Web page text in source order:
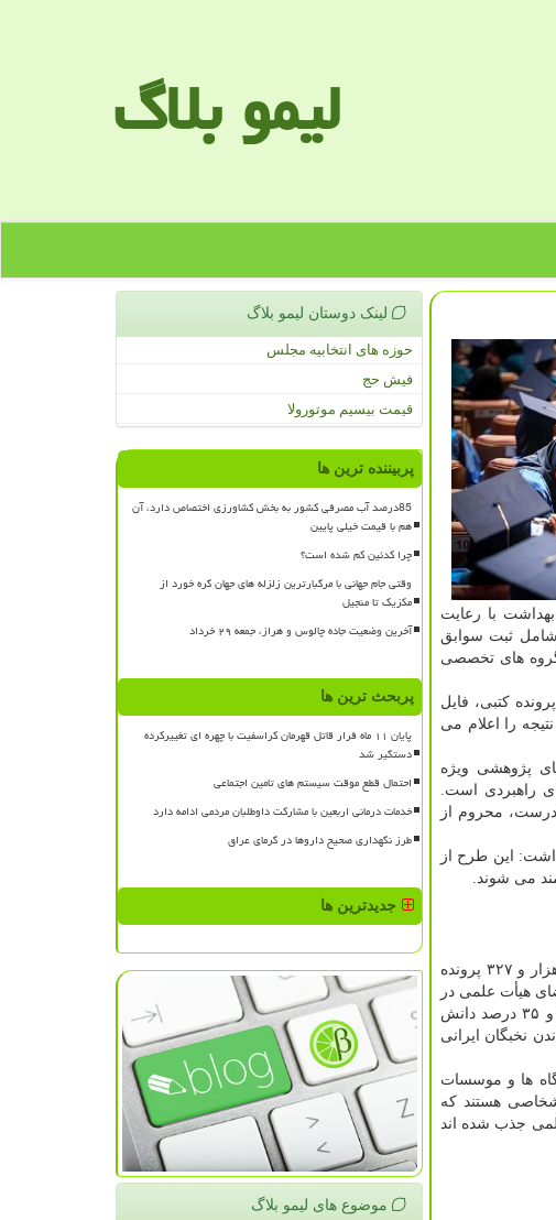
لیمو بلاگ
با رعایت
جذب شامل ثبت سوابق
های تخصصی
بر پرونده کتبی، فایل
را اعلام می
پژوهشی ویژه
راهبردی است.
محروم از
این طرح از
می شوند.
وی به آماری از جذب نخبگان بعنوان هیأت علمی در دانشگاه ها اشاره نمود و اظهار داشت: از سال ۱۳۹۵ تابحال بیشتر از ۱۳ هزار و ۳۲۷ پرونده
۹۹۶ نفر از این افراد بعنوان اعضای هیأت علمی در
دانشگاه ها و موسسات آموزش عالی سراسر کشور شده است. از این میان، ۶۵ درصد دانش آموختگان داخل کشور (مقیم) و ۳۵ درصد دانش
نخبگان ایرانی
ها و موسسات
هستند که
جذب شده اند
لینک دوستان لیمو بلاگ
حوزه های انتخابیه مجلس
فیش حج
قیمت بیسیم موتورولا
پربیننده ترین ها
85درصد آب مصرفی کشور به بخش کشاورزی اختصاص دارد، آن
هم با قیمت خیلی پایین
چرا کدئین کم شده است؟
وقتی جام جهانی با مرگبارترین زلزله های جهان گره خورد از
مکزیک تا منجیل
آخرین وضعیت جاده چالوس و هراز، جمعه ۲۹ خرداد
پربحث ترین ها
پایان ۱۱ ماه فرار قاتل قهرمان کراسفیت با چهره ای تغییرکرده
دستگیر شد
احتمال قطع موقت سیستم های تامین اجتماعی
خدمات درمانی اربعین با مشارکت داوطلبان مردمی ادامه دارد
طرز نگهداری صحیح داروها در گرمای عراق
جدیدترین ها
موضوع های لیمو بلاگ